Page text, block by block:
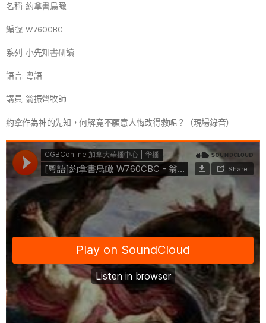
名稱: 約拿書鳥瞰
編號: W760CBC
系列: 小先知書研讀
語言: 粵語
講員: 翁振聲牧師
約拿作為神的先知，何解竟不願意人悔改得救呢？（現場錄音）